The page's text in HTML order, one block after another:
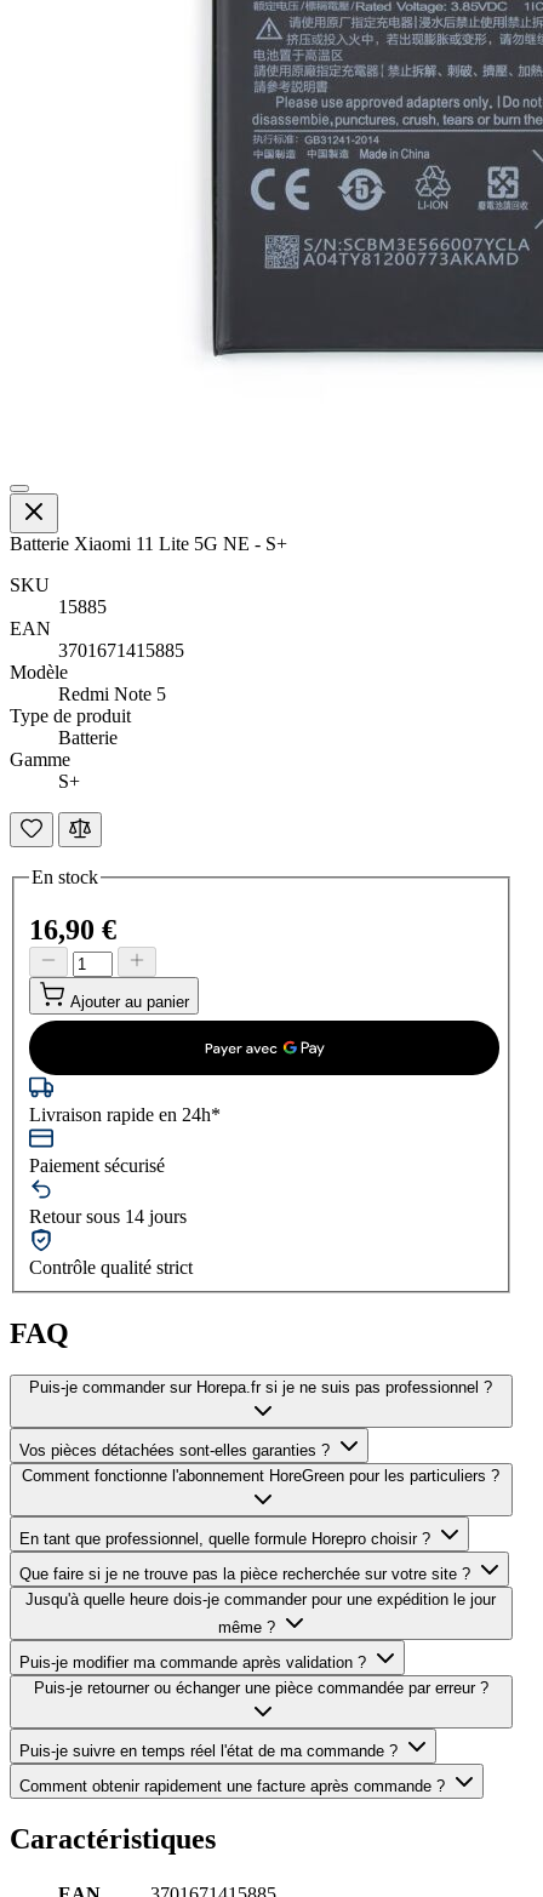
Batterie Xiaomi 11 Lite 5G NE - S+
SKU
15885
EAN
3701671415885
Modèle
Redmi Note 5
Type de produit
Batterie
Gamme
S+
En stock
16,90 €
Ajouter au panier
Livraison rapide en 24h*
Paiement sécurisé
Retour sous 14 jours
Contrôle qualité strict
FAQ
Puis-je commander sur Horepa.fr si je ne suis pas professionnel ?
Vos pièces détachées sont-elles garanties ?
Comment fonctionne l'abonnement HoreGreen pour les particuliers ?
En tant que professionnel, quelle formule Horepro choisir ?
Que faire si je ne trouve pas la pièce recherchée sur votre site ?
Jusqu'à quelle heure dois-je commander pour une expédition le jour
même ?
Puis-je modifier ma commande après validation ?
Puis-je retourner ou échanger une pièce commandée par erreur ?
Puis-je suivre en temps réel l'état de ma commande ?
Comment obtenir rapidement une facture après commande ?
Caractéristiques